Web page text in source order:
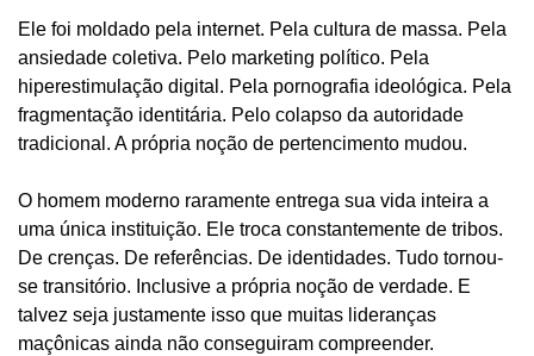
Ele foi moldado pela internet. Pela cultura de massa. Pela
ansiedade coletiva. Pelo marketing político. Pela
hiperestimulação digital. Pela pornografia ideológica. Pela
fragmentação identitária. Pelo colapso da autoridade
tradicional. A própria noção de pertencimento mudou.
O homem moderno raramente entrega sua vida inteira a
uma única instituição. Ele troca constantemente de tribos.
De crenças. De referências. De identidades. Tudo tornou-
se transitório. Inclusive a própria noção de verdade. E
talvez seja justamente isso que muitas lideranças
maçônicas ainda não conseguiram compreender.